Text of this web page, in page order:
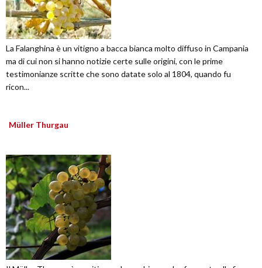
La Falanghina è un vitigno a bacca bianca molto diffuso in Campania
ma di cui non si hanno notizie certe sulle origini, con le prime
testimonianze scritte che sono datate solo al 1804, quando fu
ricon...
Müller Thurgau